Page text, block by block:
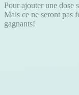
Pour ajouter une dose
Mais ce ne seront pas
gagnants!